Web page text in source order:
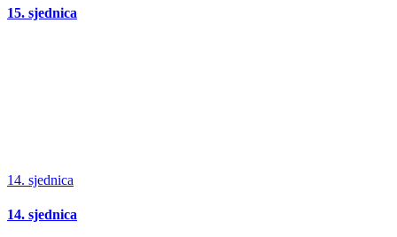
15. sjednica
14. sjednica
14. sjednica